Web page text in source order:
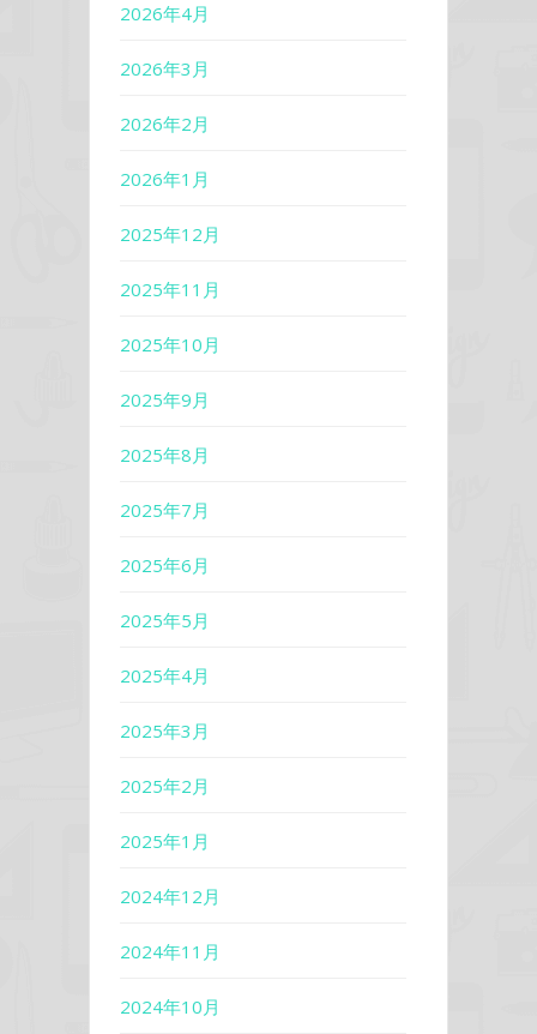
2026年4月
2026年3月
2026年2月
2026年1月
2025年12月
2025年11月
2025年10月
2025年9月
2025年8月
2025年7月
2025年6月
2025年5月
2025年4月
2025年3月
2025年2月
2025年1月
2024年12月
2024年11月
2024年10月